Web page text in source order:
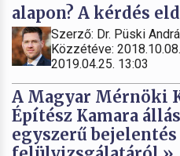
alapon? A kérdés
Szerző: Dr. Püski
Közzétéve:
2019.04.25. 13:03
A Magyar Mérnöki
Építész Kamara
egyszerű